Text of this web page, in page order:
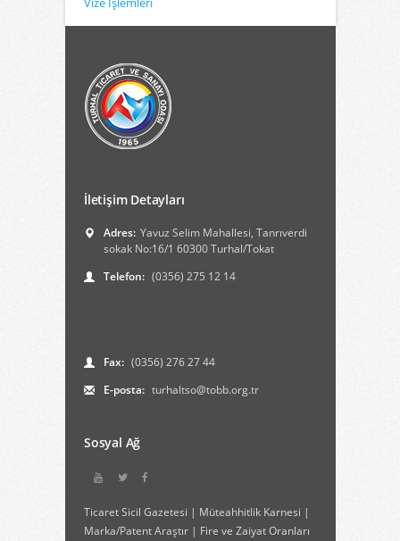
İletişim Detayları
Adres: Yavuz Selim Mahallesi, Tanrıverdi
sokak No:16/1 60300 Turhal/Tokat
Telefon: (0356) 275 12 14
Fax: (0356) 276 27 44
E-posta: turhaltso@tobb.org.tr
Sosyal Ağ
Ticaret Sicil Gazetesi | Müteahhitlik Karnesi |
Marka/Patent Araştır | Fire ve Zaiyat Oranları